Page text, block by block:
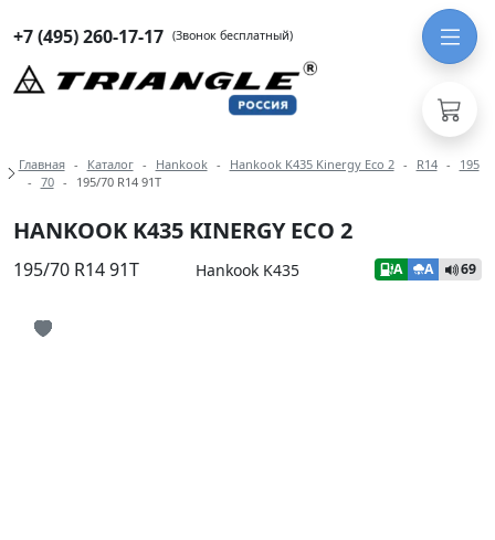
+7 (495) 260-17-17 (Звонок бесплатный)
Навигация по разделам модели
Главная Каталог Hankook Hankook K435 Kinergy Eco 2 R14
195
70
195/70 R14 91T
HANKOOK K435 KINERGY ECO 2
195/70 R14 91T Hankook K435 A A 69